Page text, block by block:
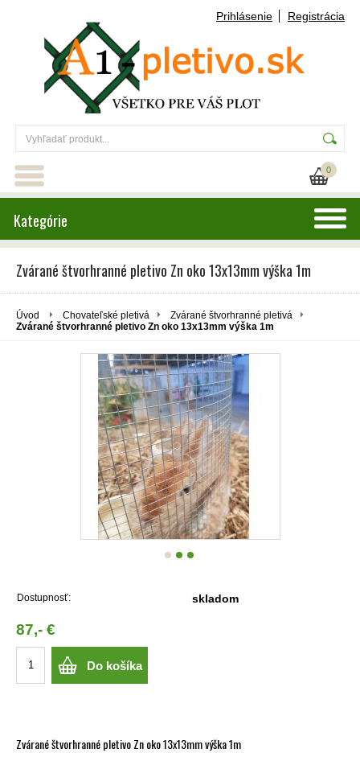
Prihlásenie Registrácia
0
Kategórie
Zvárané štvorhranné pletivo Zn oko 13x13mm výška 1m
Úvod Chovateľské pletivá
Zvárané štvorhranné pletivá
Zvárané štvorhranné pletivo Zn oko 13x13mm výška 1m
Dostupnosť: skladom
87,- €
Do košíka
Zvárané štvorhranné pletivo Zn oko 13x13mm výška 1m